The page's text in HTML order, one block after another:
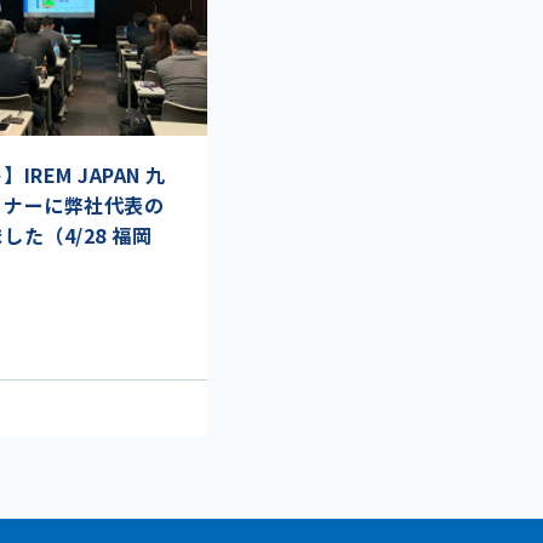
IREM JAPAN 九
ーに弊社代表の
た（4/28 福岡